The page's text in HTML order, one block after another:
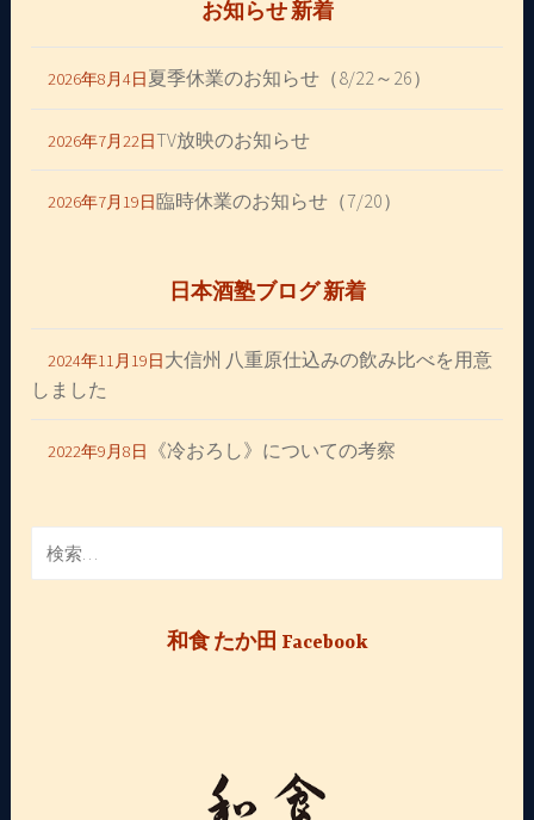
お知らせ 新着
2026年8月4日夏季休業のお知らせ（8/22～26）
2026年7月22日TV放映のお知らせ
2026年7月19日臨時休業のお知らせ（7/20）
日本酒塾ブログ 新着
2024年11月19日大信州 八重原仕込みの飲み比べを用意
しました
2022年9月8日 《冷おろし》についての考察
検
索:
和食 たか田 Facebook